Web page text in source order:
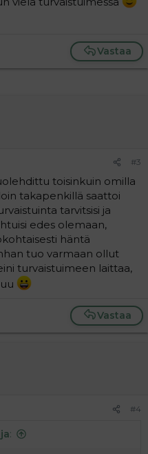
Vastaa
#3
toisinkuin omilla
takapenkillä saattoi
tarvitsisi ja
edes olemaan,
häntä
tuo varmaan ollut
turvaistuimeen laittaa,
Vastaa
#4
: